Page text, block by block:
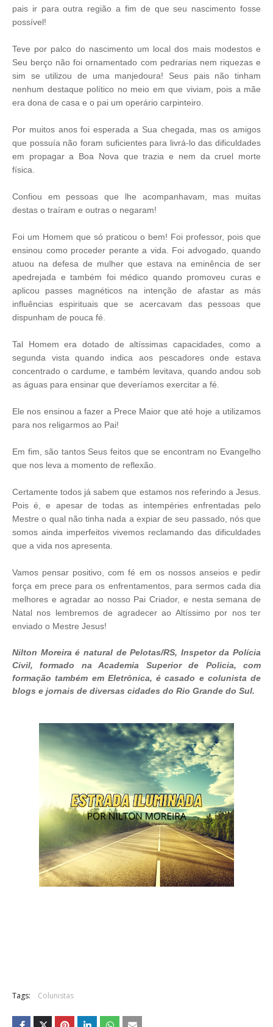
pais ir para outra região a fim de que seu nascimento fosse
possível!
Teve por palco do nascimento um local dos mais modestos e
Seu berço não foi ornamentado com pedrarias nem riquezas e
sim se utilizou de uma manjedoura! Seus pais não tinham
nenhum destaque político no meio em que viviam, pois a mãe
era dona de casa e o pai um operário carpinteiro.
Por muitos anos foi esperada a Sua chegada, mas os amigos
que possuía não foram suficientes para livrá-lo das dificuldades
em propagar a Boa Nova que trazia e nem da cruel morte
física.
Confiou em pessoas que lhe acompanhavam, mas muitas
destas o traíram e outras o negaram!
Foi um Homem que só praticou o bem! Foi professor, pois que
ensinou como proceder perante a vida. Foi advogado, quando
atuou na defesa de mulher que estava na eminência de ser
apedrejada e também foi médico quando promoveu curas e
aplicou passes magnéticos na intenção de afastar as más
influências espirituais que se acercavam das pessoas que
dispunham de pouca fé.
Tal Homem era dotado de altíssimas capacidades, como a
segunda vista quando indica aos pescadores onde estava
concentrado o cardume, e também levitava, quando andou sob
as águas para ensinar que deveríamos exercitar a fé.
Ele nos ensinou a fazer a Prece Maior que até hoje a utilizamos
para nos religarmos ao Pai!
Em fim, são tantos Seus feitos que se encontram no Evangelho
que nos leva a momento de reflexão.
Certamente todos já sabem que estamos nos referindo a Jesus.
Pois é, e apesar de todas as intempéries enfrentadas pelo
Mestre o qual não tinha nada a expiar de seu passado, nós que
somos ainda imperfeitos vivemos reclamando das dificuldades
que a vida nos apresenta.
Vamos pensar positivo, com fé em os nossos anseios e pedir
força em prece para os enfrentamentos, para sermos cada dia
melhores e agradar ao nosso Pai Criador, e nesta semana de
Natal nos lembremos de agradecer ao Altíssimo por nos ter
enviado o Mestre Jesus!
Nilton Moreira é natural de Pelotas/RS, Inspetor da Polícia
Civil, formado na Academia Superior de Policia, com
formação também em Eletrônica, é casado e colunista de
blogs e jornais de diversas cidades do Rio Grande do Sul.
Tags: Colunistas